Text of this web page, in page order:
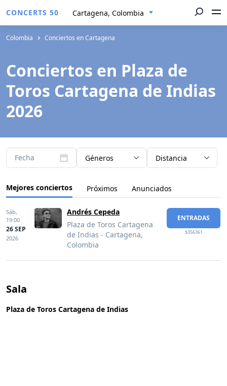
CONCERTS 50 Cartagena, Colombia
Colombia Conciertos en Cartagena
Conciertos en Plaza de
Toros Cartagena de Indias
2026
Fecha Géneros Distancia
Mejores conciertos Próximos Anunciados
Sáb,
19:00
26 SEP
2026
Andrés Cepeda
Plaza de Toros Cartagena
de Indias - Cartagena,
Colombia
ENTRADAS
$356361
Sala
Plaza de Toros Cartagena de Indias